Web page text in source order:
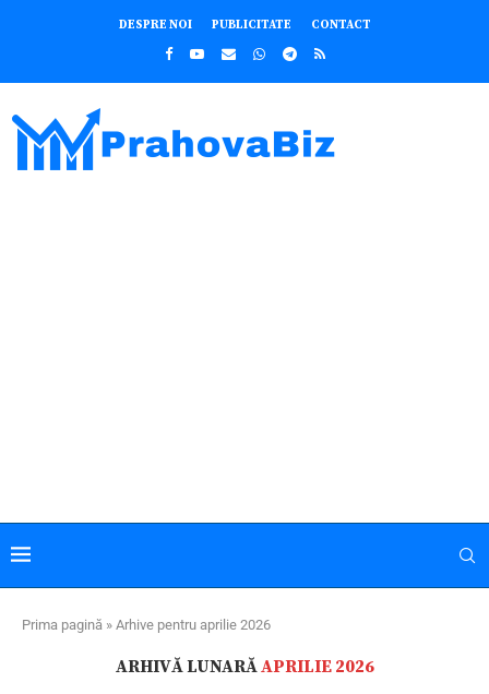
DESPRE NOI PUBLICITATE CONTACT
Prima pagină » Arhive pentru aprilie 2026
ARHIVĂ LUNARĂAPRILIE 2026